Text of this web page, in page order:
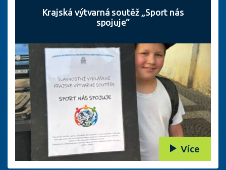
Krajská výtvarná soutěž „Sport nás
spojuje“
Více